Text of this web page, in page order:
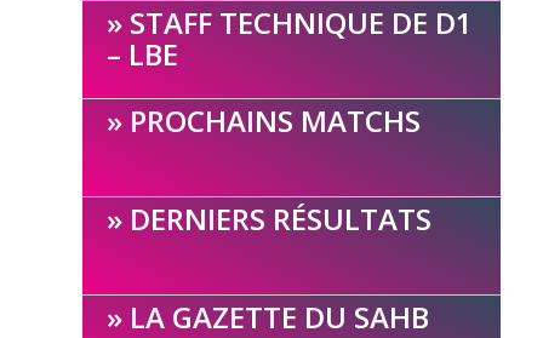
STAFF TECHNIQUE DE D1
– LBE
PROCHAINS MATCHS
DERNIERS RÉSULTATS
LA GAZETTE DU SAHB